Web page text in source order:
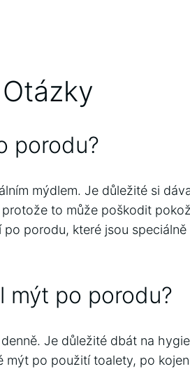
porodu?
mýdlem. Je důležité si
to může poškodit
porodu, které jsou
mýt po porodu?
Je důležité dbát na
mýt po použití toalety, po